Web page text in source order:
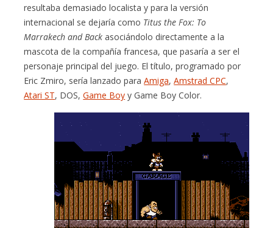
resultaba demasiado localista y para la versión
internacional se dejaría como Titus the Fox: To
Marrakech and Back asociándolo directamente a la
mascota de la compañía francesa, que pasaría a ser el
personaje principal del juego. El título, programado por
Eric Zmiro, sería lanzado paraAmiga,Amstrad CPC,
Atari ST, DOS,Game Boy y Game Boy Color.